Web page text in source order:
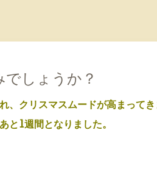
しょうか？
クリスマスムードが高まってき
と1週間となりました。